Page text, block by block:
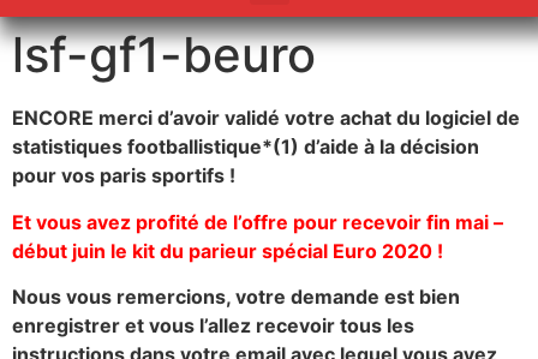
lsf-gf1-beuro
ENCORE merci d’avoir validé votre achat du logiciel de
statistiques footballistique*(1) d’aide à la décision
pour vos paris sportifs !
Et vous avez profité de l’offre pour recevoir fin mai –
début juin le kit du parieur spécial Euro 2020 !
Nous vous remercions, votre demande est bien
enregistrer et vous l’allez recevoir tous les
instructions dans votre email avec lequel vous avez